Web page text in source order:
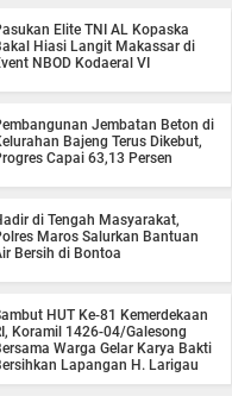
Elite TNI AL Kopaska
Hiasi Langit Makassar di
NBOD Kodaeral VI
Jembatan Beton di
Bajeng Terus Dikebut,
Capai 63,13 Persen
di Tengah Masyarakat,
Maros Salurkan Bantuan
Bersih di Bontoa
HUT Ke-81 Kemerdekaan
Koramil 1426-04/Galesong
Warga Gelar Karya Bakti
Lapangan H. Larigau